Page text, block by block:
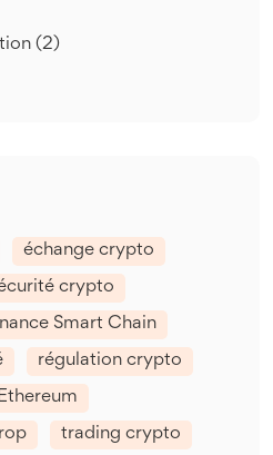
(2)
échange crypto
crypto
Smart Chain
régulation crypto
trading crypto